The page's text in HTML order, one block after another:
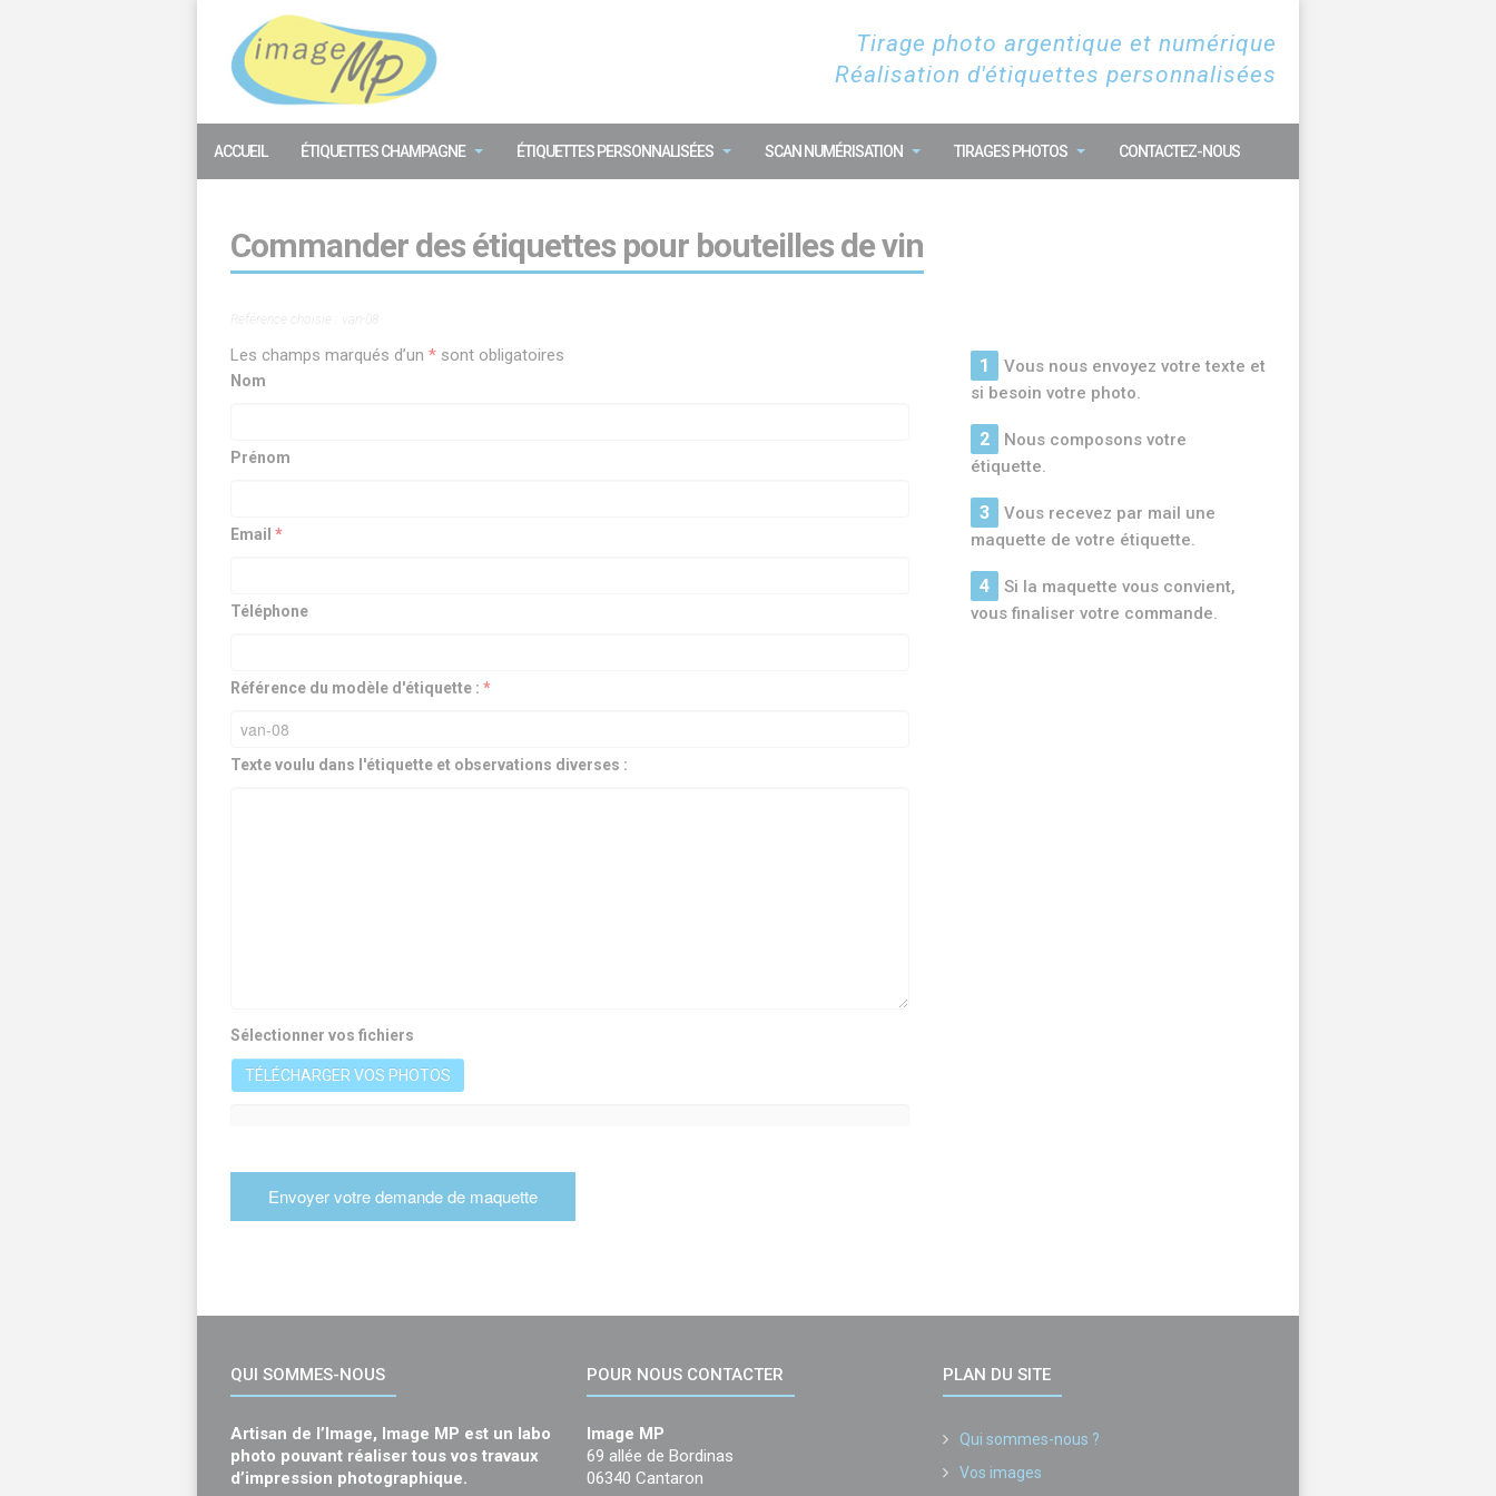
Tirage photo argentique et numérique
Réalisation d'étiquettes personnalisées
ACCUEIL ÉTIQUETTES CHAMPAGNE ÉTIQUETTES PERSONNALISÉES SCAN NUMÉRISATION TIRAGES PHOTOS CONTACTEZ-NOUS
Commander des étiquettes pour bouteilles de vin
Reférence choisie : van-08
Les champs marqués d’un * sont obligatoires
Nom
Prénom
Email *
Téléphone
Référence du modèle d'étiquette : *
Texte voulu dans l'étiquette et observations diverses :
Sélectionner vos fichiers
TÉLÉCHARGER VOS PHOTOS
Vous nous envoyez votre texte et
si besoin votre photo.
Nous composons votre
étiquette.
Vous recevez par mail une
maquette de votre étiquette.
Si la maquette vous convient,
vous finaliser votre commande.
QUI SOMMES-NOUS
Artisan de l’Image, Image MP est un labo
photo pouvant réaliser tous vos travaux
d’impression photographique.
POUR NOUS CONTACTER
Image MP
69 allée de Bordinas
06340 Cantaron
PLAN DU SITE
Qui sommes-nous ?
Vos images